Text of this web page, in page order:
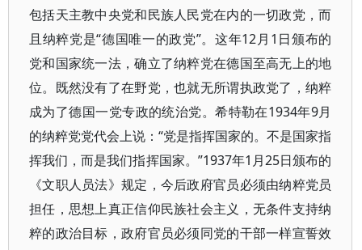
包括天主教中央党和民族人民党在内的一切政党，而
且纳粹党是“德国唯一的政党”。这年12月1日颁布的
党和国家统一法，确立了纳粹党在德国至高无上的地
位。既然没有了在野党，也就无所谓执政党了，纳粹
成为了德国一党专政的统治党。希特勒在1934年9月
的纳粹党党代会上说：“党是指挥国家的。不是国家指
挥我们，而是我们指挥国家。”1937年1月25日颁布的
《文职人员法》规定，今后政府官员必须由纳粹党员
担任，思想上真正信仰民族社会主义，无条件支持纳
粹的政治目标，政府官员必须同党的干部一样宣誓效